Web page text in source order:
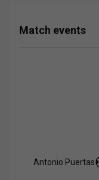
Match events
Antonio Puertas